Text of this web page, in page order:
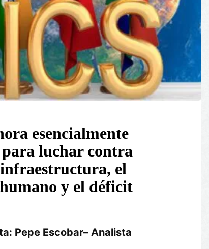
esencialmente
luchar contra
el
y el déficit
Pepe Escobar– Analista